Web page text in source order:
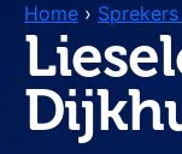
Home › Sprekers